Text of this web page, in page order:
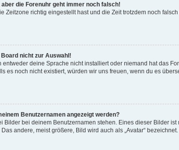
die Forenuhr geht immer noch falsch!
Zeitzone richtig eingestellt hast und die Zeit trotzdem noch
nicht zur Auswahl!
entweder deine Sprache nicht installiert oder niemand hat das
es noch nicht existiert, würden wir uns freuen, wenn du es
Benutzernamen angezeigt werden?
Bilder bei deinem Benutzernamen stehen. Eines dieser Bilder
andere, meist größere, Bild wird auch als „Avatar“